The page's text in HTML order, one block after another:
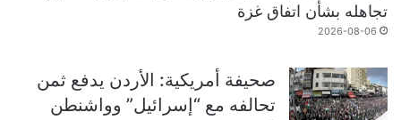
تجاهله بشأن اتفاق غزة
2026-08-06
صحيفة أمريكية: الأردن يدفع ثمن
تحالفه مع “إسرائيل” وواشنطن